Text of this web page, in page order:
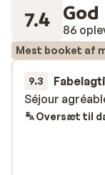
7.4 God
86
Mest booket af
9.3
Séjour
Séjour
Oversæt til